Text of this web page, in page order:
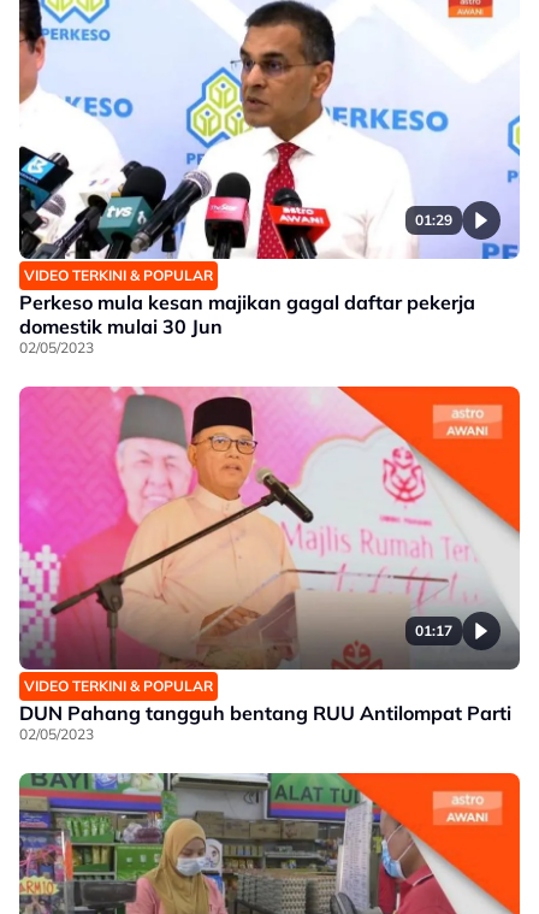
01:29
VIDEO TERKINI & POPULAR
Perkeso mula kesan majikan gagal daftar pekerja
domestik mulai 30 Jun
02/05/2023
01:17
VIDEO TERKINI & POPULAR
DUN Pahang tangguh bentang RUU Antilompat Parti
02/05/2023